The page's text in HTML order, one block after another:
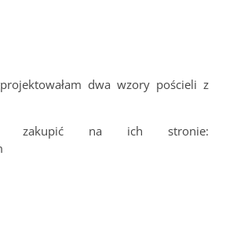
dwa wzory pościeli z
zakupić na ich stronie: